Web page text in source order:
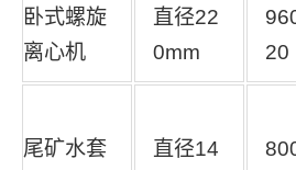
卧式螺旋
离心机
直径22
0mm
20
尾矿水套
直径14